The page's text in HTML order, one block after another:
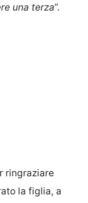
una terza“.
ringraziare
la figlia, a